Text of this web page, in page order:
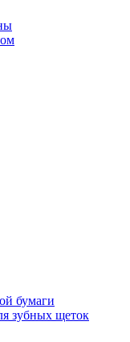
бумаги
зубных щеток